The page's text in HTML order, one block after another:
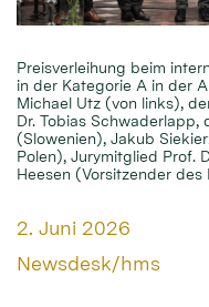
Preisverleihung beim
in der Kategorie A in der
Michael Utz (von links),
Dr. Tobias Schwaderlapp,
(Slowenien), Jakub
Polen), Jurymitglied Prof.
Heesen (Vorsitzender
Datum:
2. Juni 2026
Von:
Newsdesk/hms